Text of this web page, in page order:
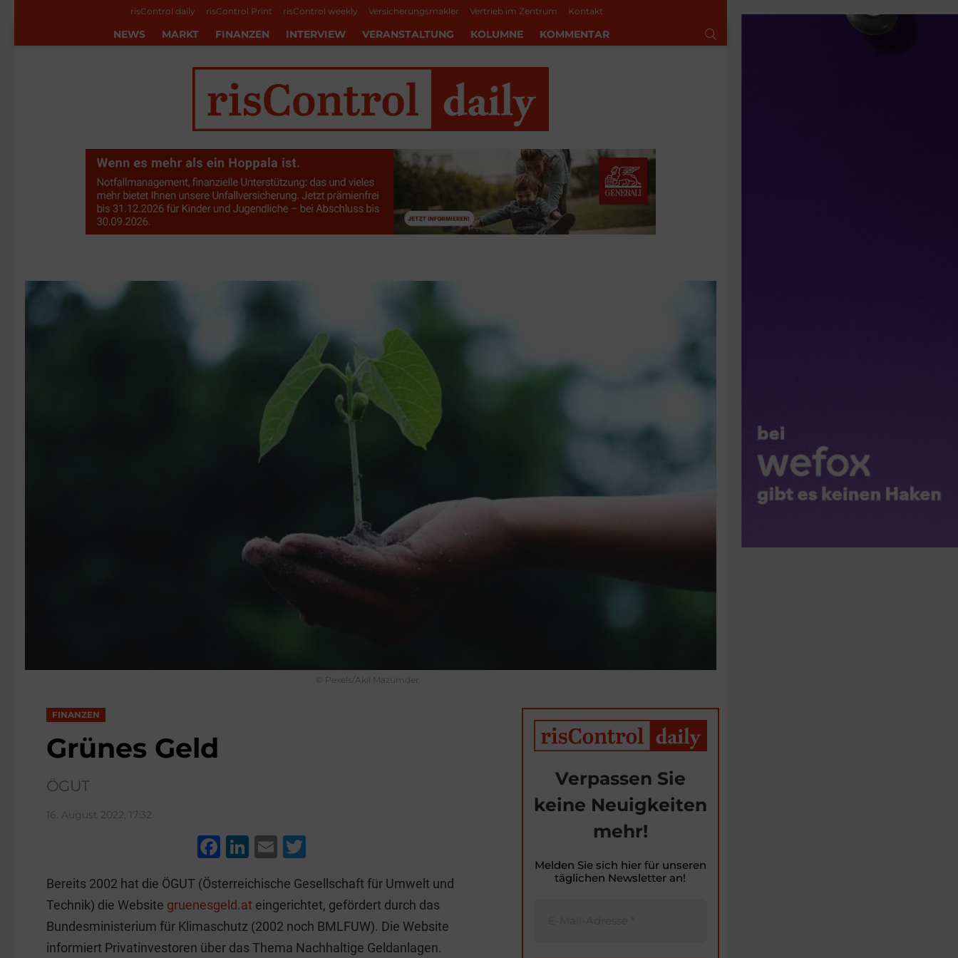
risControl daily risControl Print risControl weekly Versicherungsmakler Vertrieb im Zentrum Kontakt
NEWS MARKT FINANZEN INTERVIEW VERANSTALTUNG KOLUMNE KOMMENTAR
© Pexels/Akil Mazumder
FINANZEN
Grünes Geld
ÖGUT
16. August 2022, 17:32
F
c
e
b
Li
k
e
dI
E
ai
l
tt
er
Bereits 2002 hat die ÖGUT (Österreichische Gesellschaft für Umwelt und
Technik) die Website gruenesgeld.at eingerichtet, gefördert durch das
Bundesministerium für Klimaschutz (2002 noch BMLFUW). Die Website
informiert Privatinvestoren über das Thema Nachhaltige Geldanlagen.
Verpassen Sie
keine Neuigkeiten
mehr!
Melden Sie sich hier für unseren
täglichen Newsletter an!